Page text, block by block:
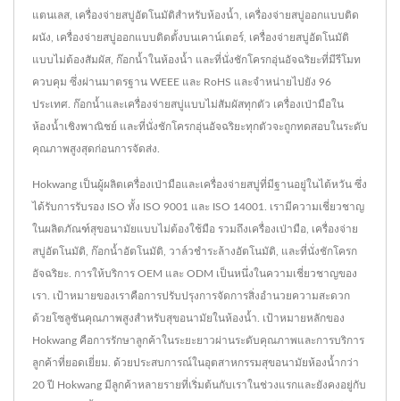
แตนเลส, เครื่องจ่ายสบู่อัตโนมัติสำหรับห้องน้ำ, เครื่องจ่ายสบู่ออกแบบติด
ผนัง, เครื่องจ่ายสบู่ออกแบบติดตั้งบนเคาน์เตอร์, เครื่องจ่ายสบู่อัตโนมัติ
แบบไม่ต้องสัมผัส, ก๊อกน้ำในห้องน้ำ และที่นั่งชักโครกอุ่นอัจฉริยะที่มีรีโมท
ควบคุม ซึ่งผ่านมาตรฐาน WEEE และ RoHS และจำหน่ายไปยัง 96
ประเทศ. ก๊อกน้ำและเครื่องจ่ายสบู่แบบไม่สัมผัสทุกตัว เครื่องเป่ามือใน
ห้องน้ำเชิงพาณิชย์ และที่นั่งชักโครกอุ่นอัจฉริยะทุกตัวจะถูกทดสอบในระดับ
คุณภาพสูงสุดก่อนการจัดส่ง.
Hokwang เป็นผู้ผลิตเครื่องเป่ามือและเครื่องจ่ายสบู่ที่มีฐานอยู่ในไต้หวัน ซึ่ง
ได้รับการรับรอง ISO ทั้ง ISO 9001 และ ISO 14001. เรามีความเชี่ยวชาญ
ในผลิตภัณฑ์สุขอนามัยแบบไม่ต้องใช้มือ รวมถึงเครื่องเป่ามือ, เครื่องจ่าย
สบู่อัตโนมัติ, ก๊อกน้ำอัตโนมัติ, วาล์วชำระล้างอัตโนมัติ, และที่นั่งชักโครก
อัจฉริยะ. การให้บริการ OEM และ ODM เป็นหนึ่งในความเชี่ยวชาญของ
เรา. เป้าหมายของเราคือการปรับปรุงการจัดการสิ่งอำนวยความสะดวก
ด้วยโซลูชันคุณภาพสูงสำหรับสุขอนามัยในห้องน้ำ. เป้าหมายหลักของ
Hokwang คือการรักษาลูกค้าในระยะยาวผ่านระดับคุณภาพและการบริการ
ลูกค้าที่ยอดเยี่ยม. ด้วยประสบการณ์ในอุตสาหกรรมสุขอนามัยห้องน้ำกว่า
20 ปี Hokwang มีลูกค้าหลายรายที่เริ่มต้นกับเราในช่วงแรกและยังคงอยู่กับ